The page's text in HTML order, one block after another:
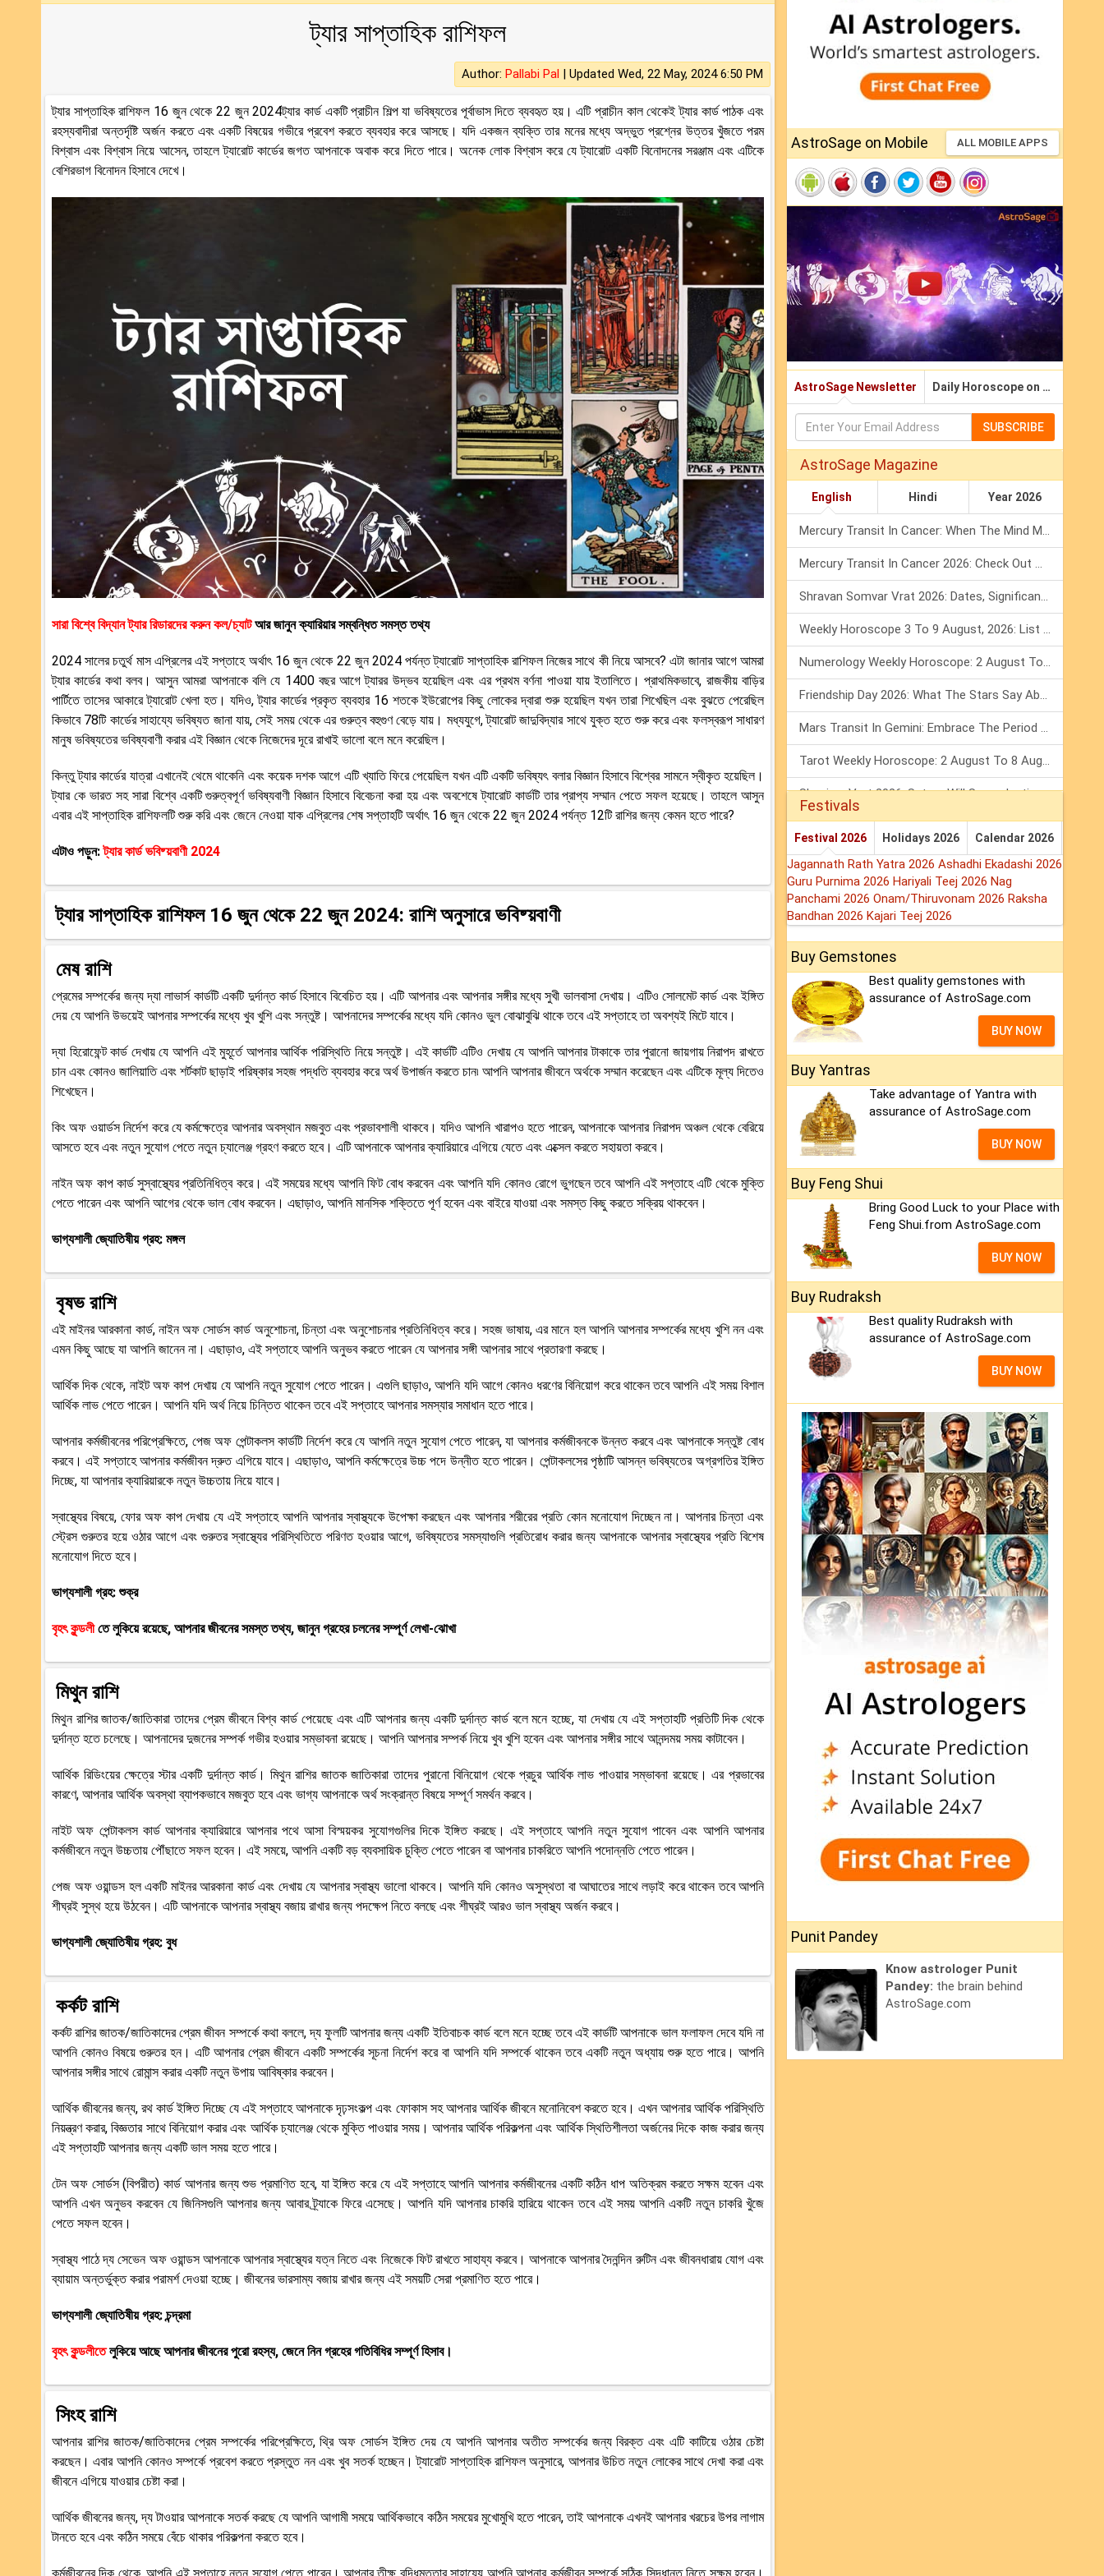
ট্যার সাপ্তাহিক রাশিফল
Author: Pallabi Pal | Updated Wed, 22 May, 2024 6:50 PM
ট্যার সাপ্তাহিক রাশিফল 16 জুন থেকে 22 জুন 2024ট্যার কার্ড একটি প্রাচীন শিল্প যা ভবিষ্যতের পূর্বাভাস দিতে ব্যবহৃত হয়। এটি প্রাচীন কাল থেকেই ট্যার কার্ড পাঠক এবং
রহস্যবাদীরা অন্তর্দৃষ্টি অর্জন করতে এবং একটি বিষয়ের গভীরে প্রবেশ করতে ব্যবহার করে আসছে। যদি একজন ব্যক্তি তার মনের মধ্যে অদ্ভুত প্রশ্নের উত্তর খুঁজতে পরম
বিশ্বাস এবং বিশ্বাস নিয়ে আসেন, তাহলে ট্যারোট কার্ডের জগত আপনাকে অবাক করে দিতে পারে। অনেক লোক বিশ্বাস করে যে ট্যারোট একটি বিনোদনের সরঞ্জাম এবং এটিকে
বেশিরভাগ বিনোদন হিসাবে দেখে।
সারা বিশ্বে বিদ্যান ট্যার রিডারদের করুন কল/চ্যাটআর জানুন ক্যারিয়ার সম্বন্ধিত সমস্ত তথ্য
2024 সালের চতুর্থ মাস এপ্রিলের এই সপ্তাহে অর্থাৎ 16 জুন থেকে 22 জুন 2024 পর্যন্ত ট্যারোট সাপ্তাহিক রাশিফল ​​নিজের সাথে কী নিয়ে আসবে? এটা জানার আগে আমরা
ট্যার কার্ডের কথা বলব। আসুন আমরা আপনাকে বলি যে 1400 বছর আগে ট্যারর উদ্ভব হয়েছিল এবং এর প্রথম বর্ণনা পাওয়া যায় ইতালিতে। প্রাথমিকভাবে, রাজকীয় বাড়ির
পার্টিতে তাসের আকারে ট্যারোট খেলা হত। যদিও, ট্যার কার্ডের প্রকৃত ব্যবহার 16 শতকে ইউরোপের কিছু লোকের দ্বারা শুরু হয়েছিল যখন তারা শিখেছিল এবং বুঝতে পেরেছিল
কিভাবে 78টি কার্ডের সাহায্যে ভবিষ্যত জানা যায়, সেই সময় থেকে এর গুরুত্ব বহুগুণ বেড়ে যায়। মধ্যযুগে, ট্যারোট জাদুবিদ্যার সাথে যুক্ত হতে শুরু করে এবং ফলস্বরূপ সাধারণ
মানুষ ভবিষ্যতের ভবিষ্যবাণী করার এই বিজ্ঞান থেকে নিজেদের দূরে রাখাই ভালো বলে মনে করেছিল।
কিন্তু ট্যার কার্ডের যাত্রা এখানেই থেমে থাকেনি এবং কয়েক দশক আগে এটি খ্যাতি ফিরে পেয়েছিল যখন এটি একটি ভবিষ্যৎ বলার বিজ্ঞান হিসাবে বিশ্বের সামনে স্বীকৃত হয়েছিল।
ট্যার কে ভারত সহ সারা বিশ্বে একটি গুরুত্বপূর্ণ ভবিষ্যবাণী বিজ্ঞান হিসাবে বিবেচনা করা হয় এবং অবশেষে ট্যারোট কার্ডটি তার প্রাপ্য সম্মান পেতে সফল হয়েছে। তাহলে আসুন
এবার এই সাপ্তাহিক রাশিফলটি শুরু করি এবং জেনে নেওয়া যাক এপ্রিলের শেষ সপ্তাহটি অর্থাৎ 16 জুন থেকে 22 জুন 2024 পর্যন্ত 12টি রাশির জন্য কেমন হতে পারে?
এটাও পড়ুন:ট্যার কার্ড ভবিষ্য়বাণী 2024
ট্যার সাপ্তাহিক রাশিফল 16 জুন থেকে 22 জুন 2024: রাশি অনুসারে ভবিষ্য়বাণী
মেষ রাশি
প্রেমের সম্পর্কের জন্য দ্যা লাভার্স কার্ডটি একটি দুর্দান্ত কার্ড হিসাবে বিবেচিত হয়। এটি আপনার এবং আপনার সঙ্গীর মধ্যে সুখী ভালবাসা দেখায়। এটিও সোলমেট কার্ড এবং ইঙ্গিত
দেয় যে আপনি উভয়েই আপনার সম্পর্কের মধ্যে খুব খুশি এবং সন্তুষ্ট। আপনাদের সম্পর্কের মধ্যে যদি কোনও ভুল বোঝাবুঝি থাকে তবে এই সপ্তাহে তা অবশ্যই মিটে যাবে।
দ্যা হিরোফেন্ট কার্ড দেখায় যে আপনি এই মুহূর্তে আপনার আর্থিক পরিস্থিতি নিয়ে সন্তুষ্ট। এই কার্ডটি এটিও দেখায় যে আপনি আপনার টাকাকে তার পুরানো জায়গায় নিরাপদ রাখতে
চান এবং কোনও জালিয়াতি এবং শর্টকাট ছাড়াই পরিষ্কার সহজ পদ্ধতি ব্যবহার করে অর্থ উপার্জন করতে চান৷ আপনি আপনার জীবনে অর্থকে সম্মান করেছেন এবং এটিকে মূল্য দিতেও
শিখেছেন।
কিং অফ ওয়ার্ডস নির্দেশ করে যে কর্মক্ষেত্রে আপনার অবস্থান মজবুত এবং প্রভাবশালী থাকবে। যদিও আপনি খারাপও হতে পারেন, আপনাকে আপনার নিরাপদ অঞ্চল থেকে বেরিয়ে
আসতে হবে এবং নতুন সুযোগ পেতে নতুন চ্যালেঞ্জ গ্রহণ করতে হবে। এটি আপনাকে আপনার ক্যারিয়ারে এগিয়ে যেতে এবং এক্সেল করতে সহায়তা করবে।
নাইন অফ কাপ কার্ড সুস্বাস্থ্যের প্রতিনিধিত্ব করে। এই সময়ের মধ্যে আপনি ফিট বোধ করবেন এবং আপনি যদি কোনও রোগে ভুগছেন তবে আপনি এই সপ্তাহে এটি থেকে মুক্তি
পেতে পারেন এবং আপনি আগের থেকে ভাল বোধ করবেন। এছাড়াও, আপনি মানসিক শক্তিতে পূর্ণ হবেন এবং বাইরে যাওয়া এবং সমস্ত কিছু করতে সক্রিয় থাকবেন।
ভাগ্যশালী জ্যোতিষীয় গ্রহ: মঙ্গল
বৃষভ রাশি
এই মাইনর আরকানা কার্ড, নাইন অফ সোর্ডস কার্ড অনুশোচনা, চিন্তা এবং অনুশোচনার প্রতিনিধিত্ব করে। সহজ ভাষায়, এর মানে হল আপনি আপনার সম্পর্কের মধ্যে খুশি নন এবং
এমন কিছু আছে যা আপনি জানেন না। এছাড়াও, এই সপ্তাহে আপনি অনুভব করতে পারেন যে আপনার সঙ্গী আপনার সাথে প্রতারণা করছে।
আর্থিক দিক থেকে, নাইট অফ কাপ দেখায় যে আপনি নতুন সুযোগ পেতে পারেন। এগুলি ছাড়াও, আপনি যদি আগে কোনও ধরণের বিনিয়োগ করে থাকেন তবে আপনি এই সময় বিশাল
আর্থিক লাভ পেতে পারেন। আপনি যদি অর্থ নিয়ে চিন্তিত থাকেন তবে এই সপ্তাহে আপনার সমস্যার সমাধান হতে পারে।
আপনার কর্মজীবনের পরিপ্রেক্ষিতে, পেজ অফ পেন্টাকলস কার্ডটি নির্দেশ করে যে আপনি নতুন সুযোগ পেতে পারেন, যা আপনার কর্মজীবনকে উন্নত করবে এবং আপনাকে সন্তুষ্ট বোধ
করবে। এই সপ্তাহে আপনার কর্মজীবন দ্রুত এগিয়ে যাবে। এছাড়াও, আপনি কর্মক্ষেত্রে উচ্চ পদে উন্নীত হতে পারেন। পেন্টাকলসের পৃষ্ঠাটি আসন্ন ভবিষ্যতের অগ্রগতির ইঙ্গিত
দিচ্ছে, যা আপনার ক্যারিয়ারকে নতুন উচ্চতায় নিয়ে যাবে।
স্বাস্থ্যের বিষয়ে, ফোর অফ কাপ দেখায় যে এই সপ্তাহে আপনি আপনার স্বাস্থ্যকে উপেক্ষা করছেন এবং আপনার শরীরের প্রতি কোন মনোযোগ দিচ্ছেন না। আপনার চিন্তা এবং
স্ট্রেস গুরুতর হয়ে ওঠার আগে এবং গুরুতর স্বাস্থ্যের পরিস্থিতিতে পরিণত হওয়ার আগে, ভবিষ্যতের সমস্যাগুলি প্রতিরোধ করার জন্য আপনাকে আপনার স্বাস্থ্যের প্রতি বিশেষ
মনোযোগ দিতে হবে।
ভাগ্যশালী গ্রহ: শুক্র
বৃহৎ কুন্ডলীতে লুকিয়ে রয়েছে, আপনার জীবনের সমস্ত তথ্য, জানুন গ্রহের চলনের সম্পূর্ণ লেখা-ঝোখা
মিথুন রাশি
মিথুন রাশির জাতক/জাতিকারা তাদের প্রেম জীবনে বিশ্ব কার্ড পেয়েছে এবং এটি আপনার জন্য একটি দুর্দান্ত কার্ড বলে মনে হচ্ছে, যা দেখায় যে এই সপ্তাহটি প্রতিটি দিক থেকে
দুর্দান্ত হতে চলেছে। আপনাদের দুজনের সম্পর্ক গভীর হওয়ার সম্ভাবনা রয়েছে। আপনি আপনার সম্পর্ক নিয়ে খুব খুশি হবেন এবং আপনার সঙ্গীর সাথে আনন্দময় সময় কাটাবেন।
আর্থিক রিডিংয়ের ক্ষেত্রে স্টার একটি দুর্দান্ত কার্ড। মিথুন রাশির জাতক জাতিকারা তাদের পুরানো বিনিয়োগ থেকে প্রচুর আর্থিক লাভ পাওয়ার সম্ভাবনা রয়েছে। এর প্রভাবের
কারণে, আপনার আর্থিক অবস্থা ব্যাপকভাবে মজবুত হবে এবং ভাগ্য আপনাকে অর্থ সংক্রান্ত বিষয়ে সম্পূর্ণ সমর্থন করবে।
নাইট অফ পেন্টাকলস কার্ড আপনার ক্যারিয়ারে আপনার পথে আসা বিস্ময়কর সুযোগগুলির দিকে ইঙ্গিত করছে। এই সপ্তাহে আপনি নতুন সুযোগ পাবেন এবং আপনি আপনার
কর্মজীবনে নতুন উচ্চতায় পৌঁছাতে সফল হবেন। এই সময়ে, আপনি একটি বড় ব্যবসায়িক চুক্তি পেতে পারেন বা আপনার চাকরিতে আপনি পদোন্নতি পেতে পারেন।
পেজ অফ ওয়ান্ডস হল একটি মাইনর আরকানা কার্ড এবং দেখায় যে আপনার স্বাস্থ্য ভালো থাকবে। আপনি যদি কোনও অসুস্থতা বা আঘাতের সাথে লড়াই করে থাকেন তবে আপনি
শীঘ্রই সুস্থ হয়ে উঠবেন। এটি আপনাকে আপনার স্বাস্থ্য বজায় রাখার জন্য পদক্ষেপ নিতে বলছে এবং শীঘ্রই আরও ভাল স্বাস্থ্য অর্জন করবে।
ভাগ্যশালী জ্যোতিষীয় গ্রহ: বুধ
কর্কট রাশি
কর্কট রাশির জাতক/জাতিকাদের প্রেম জীবন সম্পর্কে কথা বললে, দ্য ফুলটি আপনার জন্য একটি ইতিবাচক কার্ড বলে মনে হচ্ছে তবে এই কার্ডটি আপনাকে ভাল ফলাফল দেবে যদি না
আপনি কোনও বিষয়ে গুরুতর হন। এটি আপনার প্রেম জীবনে একটি সম্পর্কের সূচনা নির্দেশ করে বা আপনি যদি সম্পর্কে থাকেন তবে একটি নতুন অধ্যায় শুরু হতে পারে। আপনি
আপনার সঙ্গীর সাথে রোমান্স করার একটি নতুন উপায় আবিষ্কার করবেন।
আর্থিক জীবনের জন্য, রথ কার্ড ইঙ্গিত দিচ্ছে যে এই সপ্তাহে আপনাকে দৃঢ়সংকল্প এবং ফোকাস সহ আপনার আর্থিক জীবনে মনোনিবেশ করতে হবে। এখন আপনার আর্থিক পরিস্থিতি
নিয়ন্ত্রণ করার, বিজ্ঞতার সাথে বিনিয়োগ করার এবং আর্থিক চ্যালেঞ্জ থেকে মুক্তি পাওয়ার সময়। আপনার আর্থিক পরিকল্পনা এবং আর্থিক স্থিতিশীলতা অর্জনের দিকে কাজ করার জন্য
এই সপ্তাহটি আপনার জন্য একটি ভাল সময় হতে পারে।
টেন অফ সোর্ডস (বিপরীত) কার্ড আপনার জন্য শুভ প্রমাণিত হবে, যা ইঙ্গিত করে যে এই সপ্তাহে আপনি আপনার কর্মজীবনের একটি কঠিন ধাপ অতিক্রম করতে সক্ষম হবেন এবং
আপনি এখন অনুভব করবেন যে জিনিসগুলি আপনার জন্য আবার ট্র্যাকে ফিরে এসেছে। আপনি যদি আপনার চাকরি হারিয়ে থাকেন তবে এই সময় আপনি একটি নতুন চাকরি খুঁজে
পেতে সফল হবেন।
স্বাস্থ্য পাঠে দ্য সেভেন অফ ওয়ান্ডস আপনাকে আপনার স্বাস্থ্যের যত্ন নিতে এবং নিজেকে ফিট রাখতে সাহায্য করবে। আপনাকে আপনার দৈনন্দিন রুটিন এবং জীবনধারায় যোগ এবং
ব্যায়াম অন্তর্ভুক্ত করার পরামর্শ দেওয়া হচ্ছে। জীবনের ভারসাম্য বজায় রাখার জন্য এই সময়টি সেরা প্রমাণিত হতে পারে।
ভাগ্যশালী জ্যোতিষীয় গ্রহ: চন্দ্রমা
বৃহৎ কুন্ডলীতেলুকিয়ে আছে আপনার জীবনের পুরো রহস্য, জেনে নিন গ্রহের গতিবিধির সম্পূর্ণ হিসাব।
সিংহ রাশি
আপনার রাশির জাতক/জাতিকাদের প্রেম সম্পর্কের পরিপ্রেক্ষিতে, থ্রি অফ সোর্ডস ইঙ্গিত দেয় যে আপনি আপনার অতীত সম্পর্কের জন্য বিরক্ত এবং এটি কাটিয়ে ওঠার চেষ্টা
করছেন। এবার আপনি কোনও সম্পর্কে প্রবেশ করতে প্রস্তুত নন এবং খুব সতর্ক হচ্ছেন। ট্যারোট সাপ্তাহিক রাশিফল ​​অনুসারে, আপনার উচিত নতুন লোকের সাথে দেখা করা এবং
জীবনে এগিয়ে যাওয়ার চেষ্টা করা।
আর্থিক জীবনের জন্য, দ্য টাওয়ার আপনাকে সতর্ক করছে যে আপনি আগামী সময়ে আর্থিকভাবে কঠিন সময়ের মুখোমুখি হতে পারেন, তাই আপনাকে এখনই আপনার খরচের উপর লাগাম
টানতে হবে এবং কঠিন সময়ে বেঁচে থাকার পরিকল্পনা করতে হবে।
AstroSage on Mobile ALL MOBILE APPS
AstroSage Newsletter Daily Horoscope on Email
SUBSCRIBE
AstroSage Magazine
English Hindi Year 2026
Mercury Transit In Cancer: When The Mind Meets The Heart!
Mercury Transit In Cancer 2026: Check Out What It Brings For You
Shravan Somvar Vrat 2026: Dates, Significance & Rituals In August
Weekly Horoscope 3 To 9 August, 2026: List Of Fasts & Festivals
Numerology Weekly Horoscope: 2 August To 8 August, 2026
Friendship Day 2026: What The Stars Say About Your Best Friend!
Mars Transit In Gemini: Embrace The Period Full Of Energy & Intelligence
Tarot Weekly Horoscope: 2 August To 8 August, 2026
Shanivar Vrat 2026: Saturn Will Serve Justice In Sawan Month!
Festivals
Festival 2026 Holidays 2026 Calendar 2026
Jagannath Rath Yatra 2026 Ashadhi Ekadashi 2026
Guru Purnima 2026 Hariyali Teej 2026 Nag
Panchami 2026 Onam/Thiruvonam 2026 Raksha
Bandhan 2026 Kajari Teej 2026
Buy Gemstones
Best quality gemstones with
assurance of AstroSage.com
BUY NOW
Buy Yantras
Take advantage of Yantra with
assurance of AstroSage.com
BUY NOW
Buy Feng Shui
Bring Good Luck to your Place with
Feng Shui.from AstroSage.com
BUY NOW
Buy Rudraksh
Best quality Rudraksh with
assurance of AstroSage.com
BUY NOW
Punit Pandey
Know astrologer Punit
Pandey: the brain behind
AstroSage.com